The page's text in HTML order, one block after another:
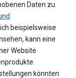
Daten zu
beispielsweise
kann eine
Website
könnten